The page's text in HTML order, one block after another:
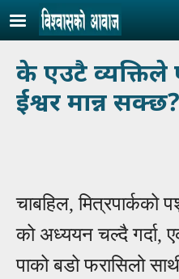
Skip to main content
के एउटै व्यक्तिले
ईश्वर मान्न सक्छ?
चाबहिल, मित्रपार्कको
को अध्ययन चल्दै गर्दा,
पाको बडो फरासिलो